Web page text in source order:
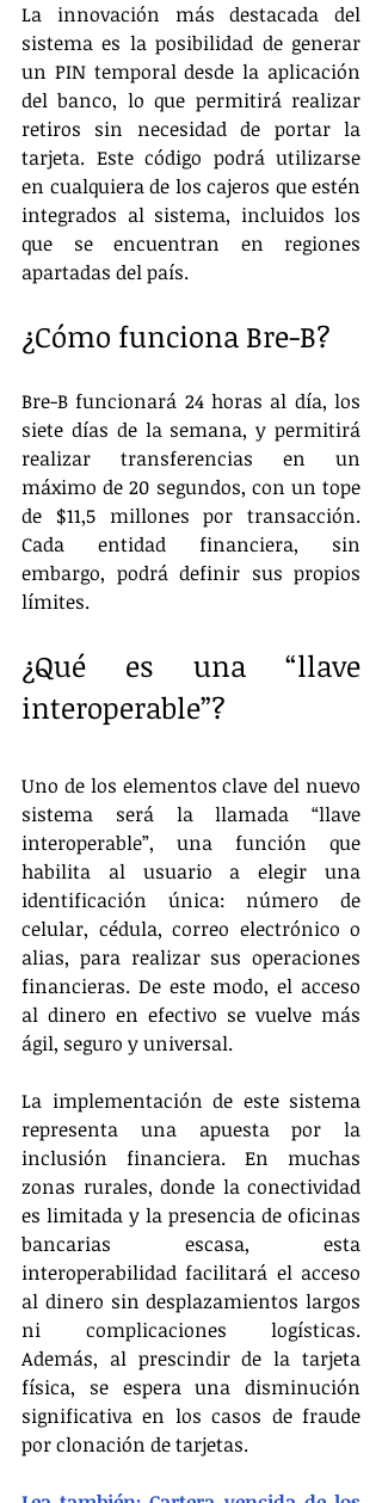
La innovación más destacada del
sistema es la posibilidad de generar
un PIN temporal desde la aplicación
del banco, lo que permitirá realizar
retiros sin necesidad de portar la
tarjeta. Este código podrá utilizarse
en cualquiera de los cajeros que estén
integrados al sistema, incluidos los
que se encuentran en regiones
apartadas del país.
¿Cómo funciona Bre-B?
Bre-B funcionará 24 horas al día, los
siete días de la semana, y permitirá
realizar transferencias en un
máximo de 20 segundos, con un tope
de $11,5 millones por transacción.
Cada entidad financiera, sin
embargo, podrá definir sus propios
límites.
¿Qué es una “llave
interoperable”?
Uno de los elementos clave del nuevo
sistema será la llamada “llave
interoperable”, una función que
habilita al usuario a elegir una
identificación única: número de
celular, cédula, correo electrónico o
alias, para realizar sus operaciones
financieras. De este modo, el acceso
al dinero en efectivo se vuelve más
ágil, seguro y universal.
La implementación de este sistema
representa una apuesta por la
inclusión financiera. En muchas
zonas rurales, donde la conectividad
es limitada y la presencia de oficinas
bancarias escasa, esta
interoperabilidad facilitará el acceso
al dinero sin desplazamientos largos
ni complicaciones logísticas.
Además, al prescindir de la tarjeta
física, se espera una disminución
significativa en los casos de fraude
por clonación de tarjetas.